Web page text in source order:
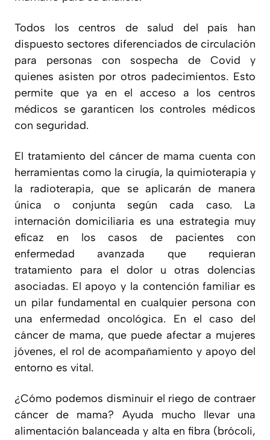
Todos los centros de salud del país han
dispuesto sectores diferenciados de circulación
para personas con sospecha de Covid y
quienes asisten por otros padecimientos. Esto
permite que ya en el acceso a los centros
médicos se garanticen los controles médicos
con seguridad.
El tratamiento del cáncer de mama cuenta con
herramientas como la cirugía, la quimioterapia y
la radioterapia, que se aplicarán de manera
única o conjunta según cada caso. La
internación domiciliaria es una estrategia muy
eficaz en los casos de pacientes con
enfermedad avanzada que requieran
tratamiento para el dolor u otras dolencias
asociadas. El apoyo y la contención familiar es
un pilar fundamental en cualquier persona con
una enfermedad oncológica. En el caso del
cáncer de mama, que puede afectar a mujeres
jóvenes, el rol de acompañamiento y apoyo del
entorno es vital.
¿Cómo podemos disminuir el riego de contraer
cáncer de mama? Ayuda mucho llevar una
alimentación balanceada y alta en fibra (brócoli,